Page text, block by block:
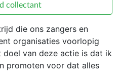
collectant
die ons zangers en
organisaties voorlopig
van deze actie is dat ik
promoten voor dat alles